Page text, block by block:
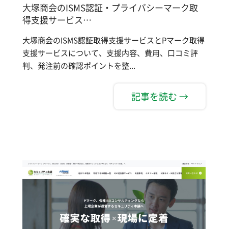
大塚商会のISMS認証・プライバシーマーク取
得支援サービス…
大塚商会のISMS認証取得支援サービスとPマーク取得
支援サービスについて、支援内容、費用、口コミ評
判、発注前の確認ポイントを整...
記事を読む →